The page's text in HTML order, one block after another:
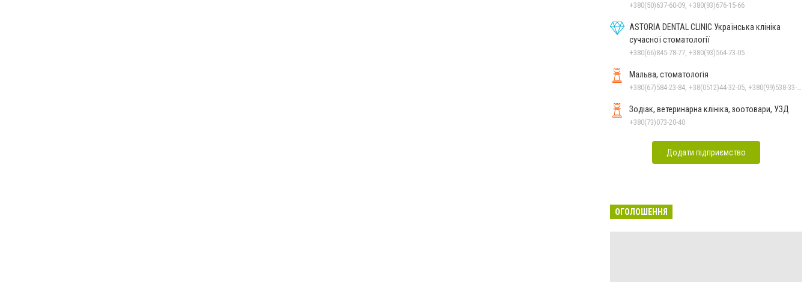
+380(50)637-60-09, +380(93)676-15-66
ASTORIA DENTAL CLINIC Українська клініка
сучасної стоматології
+380(66)845-78-77, +380(93)564-73-05
Мальва, стоматологія
Зодіак, ветеринарна клініка, зоотовари, УЗД
+380(73)073-20-40
Додати підприємство
ОГОЛОШЕННЯ